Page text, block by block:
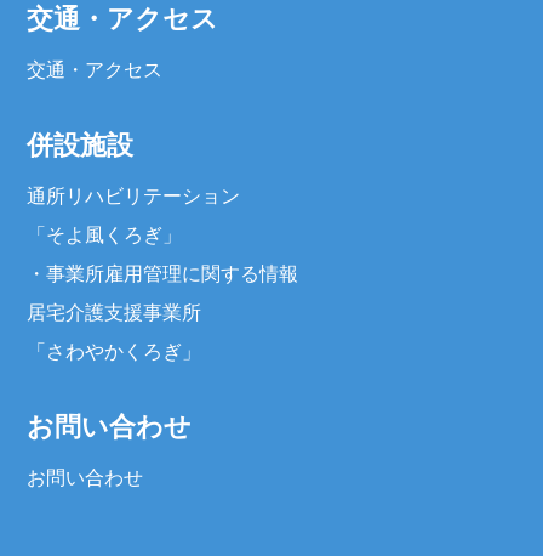
交通・アクセス
交通・アクセス
併設施設
通所リハビリテーション
「そよ風くろぎ」
・事業所雇用管理に関する情報
居宅介護支援事業所
「さわやかくろぎ」
お問い合わせ
お問い合わせ